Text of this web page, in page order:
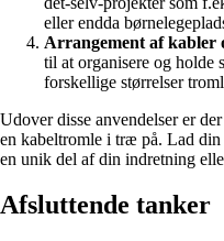
eller endda
Arrangement af kabler
til at organisere og holde
forskellige størrelser
Udover disse anvendelser er
en kabeltromle i træ på. Lad
en unik del af din indretning
Afsluttende tanker